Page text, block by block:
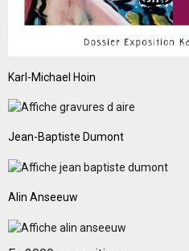
Karl-Michael Hoin
Jean-Baptiste Dumont
Alin Anseeuw